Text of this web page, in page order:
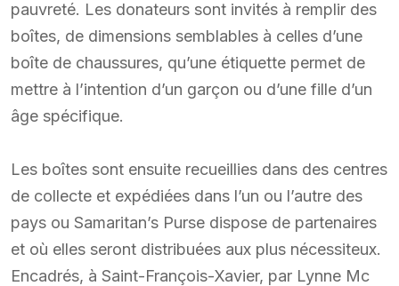
pauvreté. Les donateurs sont invités à remplir des
boîtes, de dimensions semblables à celles d’une
boîte de chaussures, qu’une étiquette permet de
mettre à l’intention d’un garçon ou d’une fille d’un
âge spécifique.
Les boîtes sont ensuite recueillies dans des centres
de collecte et expédiées dans l’un ou l’autre des
pays ou Samaritan’s Purse dispose de partenaires
et où elles seront distribuées aux plus nécessiteux.
Encadrés, à Saint-François-Xavier, par Lynne Mc